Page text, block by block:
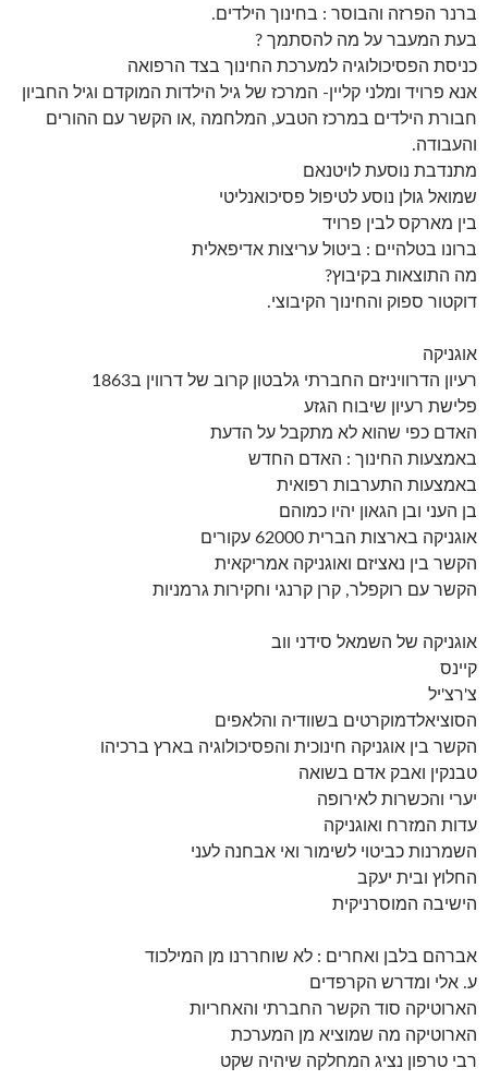
ברנר הפרזה והבוסר : בחינוך הילדים.
בעת המעבר על מה להסתמך ?
כניסת הפסיכולוגיה למערכת החינוך בצד הרפואה
אנא פרויד ומלני קליין- המרכז של גיל הילדות המוקדם וגיל החביון
חבורת הילדים במרכז הטבע, המלחמה ,או הקשר עם ההורים
והעבודה.
מתנדבת נוסעת לויטנאם
שמואל גולן נוסע לטיפול פסיכואנליטי
בין מארקס לבין פרויד
ברונו בטלהיים : ביטול עריצות אדיפאלית
מה התוצאות בקיבוץ?
דוקטור ספוק והחינוך הקיבוצי.
אוגניקה
רעיון הדרוויניזם החברתי גלבטון קרוב של דרווין ב1863
פלישת רעיון שיבוח הגזע
האדם כפי שהוא לא מתקבל על הדעת
באמצעות החינוך : האדם החדש
באמצעות התערבות רפואית
בן העני ובן הגאון יהיו כמוהם
אוגניקה בארצות הברית 62000 עקורים
הקשר בין נאציזם ואוגניקה אמריקאית
הקשר עם רוקפלר, קרן קרנגי וחקירות גרמניות
אוגניקה של השמאל סידני ווב
קיינס
צ'רצ'יל
הסוציאלדמוקרטים בשוודיה והלאפים
הקשר בין אוגניקה חינוכית והפסיכולוגיה בארץ ברכיהו
טבנקין ואבק אדם בשואה
יערי והכשרות לאירופה
עדות המזרח ואוגניקה
השמרנות כביטוי לשימור ואי אבחנה לעני
החלוץ ובית יעקב
הישיבה המוסרניקית
אברהם בלבן ואחרים : לא שוחררנו מן המילכוד
ע. אלי ומדרש הקרפדים
הארוטיקה סוד הקשר החברתי והאחריות
הארוטיקה מה שמוציא מן המערכת
רבי טרפון נציג המחלקה שיהיה שקט